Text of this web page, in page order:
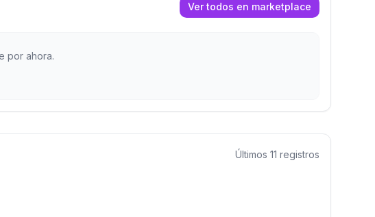
Ver todos en marketplace
por ahora.
Últimos 11 registros